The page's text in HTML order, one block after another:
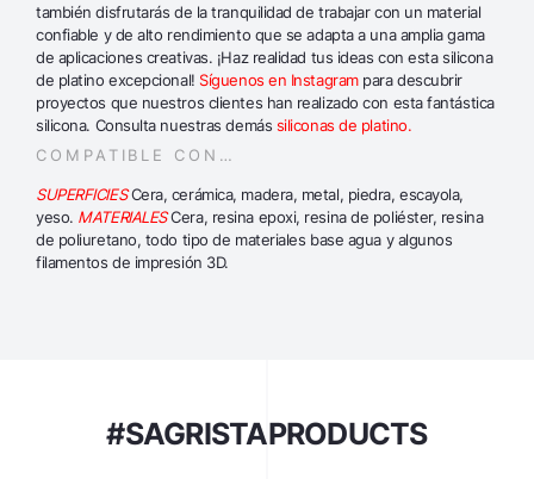
también disfrutarás de la tranquilidad de trabajar con un material
confiable y de alto rendimiento que se adapta a una amplia gama
de aplicaciones creativas. ¡Haz realidad tus ideas con esta silicona
de platino excepcional!Síguenos en Instagrampara descubrir
proyectos que nuestros clientes han realizado con esta fantástica
silicona. Consulta nuestras demás siliconas de platino.
COMPATIBLE CON…
SUPERFICIESCera, cerámica, madera, metal, piedra, escayola,
yeso. MATERIALESCera, resina epoxi, resina de poliéster, resina
de poliuretano, todo tipo de materiales base agua y algunos
filamentos de impresión 3D.
#SAGRISTAPRODUCTS